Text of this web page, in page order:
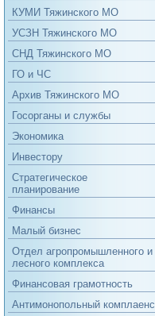
КУМИ Тяжинского МО
УСЗН Тяжинского МО
СНД Тяжинского МО
ГО и ЧС
Архив Тяжинского МО
Госорганы и службы
Экономика
Инвестору
Стратегическое
планирование
Финансы
Малый бизнес
Отдел агропромышленного и
лесного комплекса
Финансовая грамотность
Антимонопольный комплаенс